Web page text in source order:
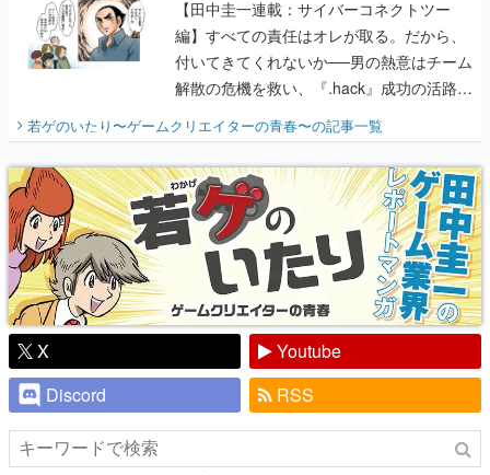
解散の危機を救い、『.hack』成功の活路を
開く。業界の快男児・松山 洋に流れる血は
『少年ジャンプ』色だった【若ゲのいた
り】
若ゲのいたり〜ゲームクリエイターの青春〜の記事一覧
X
Youtube
Discord
RSS
ピックアップ
電ファミのいま読まれている記事ランキング